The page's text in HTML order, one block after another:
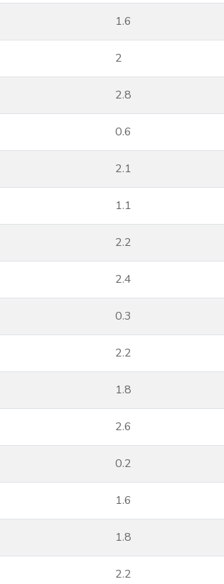
1.6
2
2.8
0.6
2.1
1.1
2.2
2.4
0.3
2.2
1.8
2.6
0.2
1.6
1.8
2.2